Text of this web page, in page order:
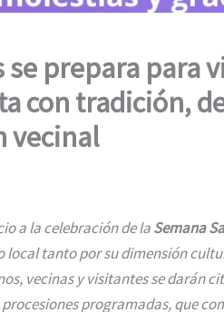
se prepara para
con tradición,
vecinal
a la celebración de laSemana
local tanto por su dimensión
vecinas y visitantes se darán
programadas, que